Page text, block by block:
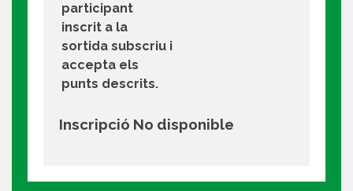
participant
inscrit a la
sortida subscriu i
accepta els
punts descrits.
Inscripció No disponible